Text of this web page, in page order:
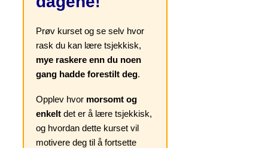
Prøv kurset og se selv hvor
rask du kan lære tsjekkisk,
mye raskere enn du noen
gang hadde forestilt deg.
Opplev hvor morsomt og
enkelt det er å lære tsjekkisk,
og hvordan dette kurset vil
motivere deg til å fortsette